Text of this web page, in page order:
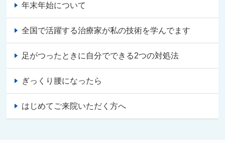
年末年始について
全国で活躍する治療家が私の技術を学んでます
足がつったときに自分でできる2つの対処法
ぎっくり腰になったら
はじめてご来院いただく方へ